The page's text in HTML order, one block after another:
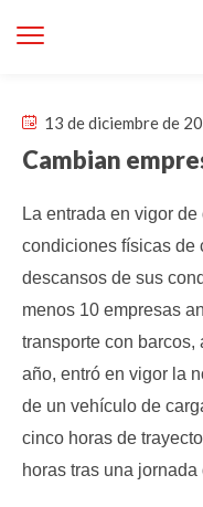
13 de diciembre de
Cambian
La entrada en vigor
condiciones físicas de
descansos de sus
menos 10 empresas
transporte con barcos,
año, entró en vigor la
de un vehículo de
cinco horas de
horas tras una jornada